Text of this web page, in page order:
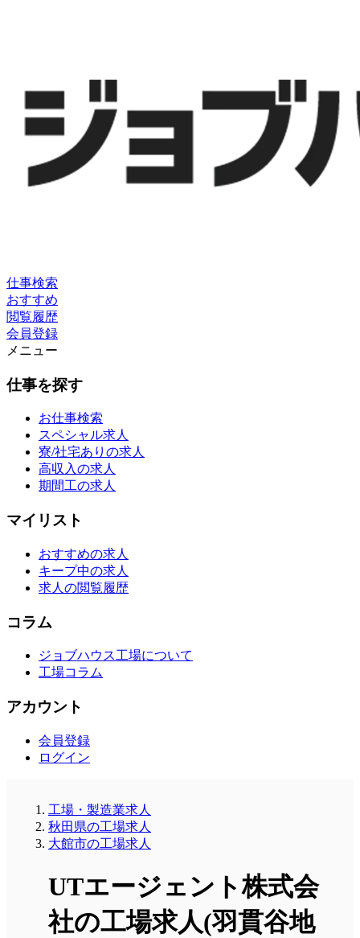
仕事検索
おすすめ
閲覧履歴
会員登録
メニュー
仕事を探す
お仕事検索
スペシャル求人
寮/社宅ありの求人
高収入の求人
期間工の求人
マイリスト
おすすめの求人
キープ中の求人
求人の閲覧履歴
コラム
ジョブハウス工場について
工場コラム
アカウント
会員登録
ログイン
工場・製造業求人
秋田県の工場求人
大館市の工場求人
UTエージェント株式会
社の工場求人(羽貫谷地